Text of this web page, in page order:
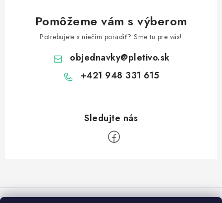
Pomôžeme vám s výberom
Potrebujete s niečím poradiť? Sme tu pre vás!
objednavky@pletivo.sk
+421 948 331 615
pVarovanie: